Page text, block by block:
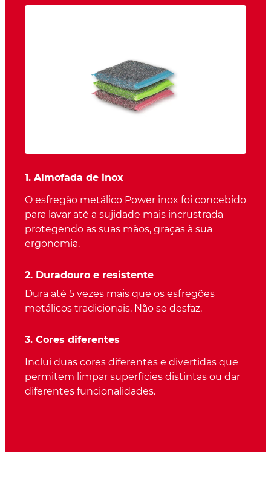
1. Almofada de inox
O esfregão metálico Power inox foi concebido
para lavar até a sujidade mais incrustrada
protegendo as suas mãos, graças à sua
ergonomia.
2. Duradouro e resistente
Dura até 5 vezes mais que os esfregões
metálicos tradicionais. Não se desfaz.
3. Cores diferentes
Inclui duas cores diferentes e divertidas que
permitem limpar superfícies distintas ou dar
diferentes funcionalidades.